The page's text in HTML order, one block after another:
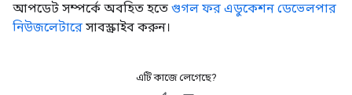
আপডেট সম্পর্কে অবহিত হতে গুগল ফর এডুকেশন ডেভেলপার
নিউজলেটারে সাবস্ক্রাইব করুন।
এটি কাজে লেগেছে?